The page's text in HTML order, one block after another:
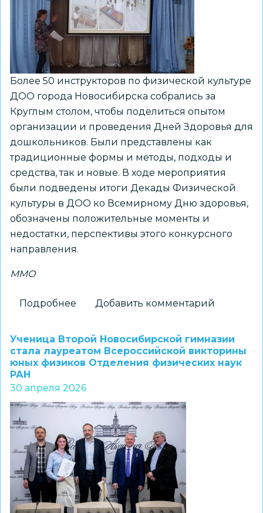
Более 50 инструкторов по физической культуре
ДОО города Новосибирска собрались за
Круглым столом, чтобы поделиться опытом
организации и проведения Дней Здоровья для
дошкольников. Были представлены как
традиционные формы и методы, подходы и
средства, так и новые. В ходе мероприятия
были подведены итоги Декады Физической
культуры в ДОО ко Всемирному Дню здоровья,
обозначены положительные моменты и
недостатки, перспективы этого конкурсного
направления.
ММО
Подробнее
муниципальное
методическое
объединение
по
физической
культуре
Добавить комментарий
Ученица Второй Новосибирской гимназии
стала лауреатом Всероссийской викторины
юных физиков Отделения физических наук
РАН
30 апреля 2026